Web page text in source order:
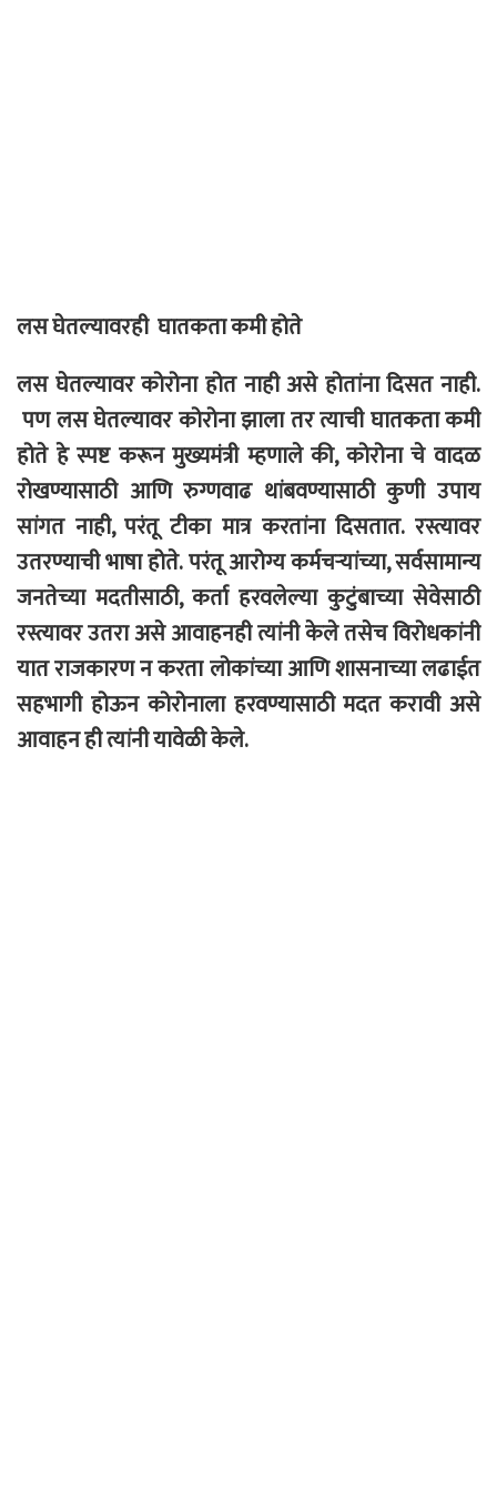
लस घेतल्यावरही घातकता कमी होते
लस घेतल्यावर कोरोना होत नाही असे होतांना दिसत नाही.
पण लस घेतल्यावर कोरोना झाला तर त्याची घातकता कमी
होते हे स्पष्ट करून मुख्यमंत्री म्हणाले की, कोरोना चे वादळ
रोखण्यासाठी आणि रुग्णवाढ थांबवण्यासाठी कुणी उपाय
सांगत नाही, परंतू टीका मात्र करतांना दिसतात. रस्त्यावर
उतरण्याची भाषा होते. परंतू आरोग्य कर्मचऱ्यांच्या, सर्वसामान्य
जनतेच्या मदतीसाठी, कर्ता हरवलेल्या कुटुंबाच्या सेवेसाठी
रस्त्यावर उतरा असे आवाहनही त्यांनी केले तसेच विरोधकांनी
यात राजकारण न करता लोकांच्या आणि शासनाच्या लढाईत
सहभागी होऊन कोरोनाला हरवण्यासाठी मदत करावी असे
आवाहन ही त्यांनी यावेळी केले.